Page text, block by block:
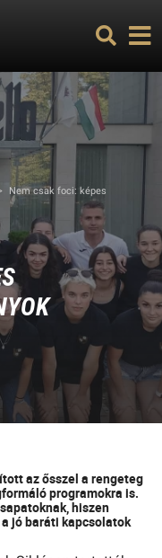
Nem csak foci: képes
az ősszel a rengeteg
programokra is.
hiszen
jó baráti kapcsolatok